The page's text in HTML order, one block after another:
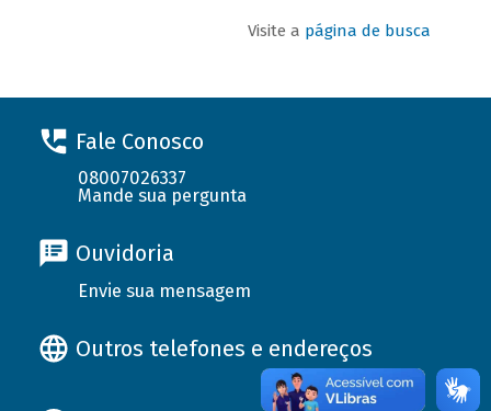
Visite a página de busca
Fale Conosco
08007026337
Mande sua pergunta
Ouvidoria
Envie sua mensagem
Outros telefones e endereços